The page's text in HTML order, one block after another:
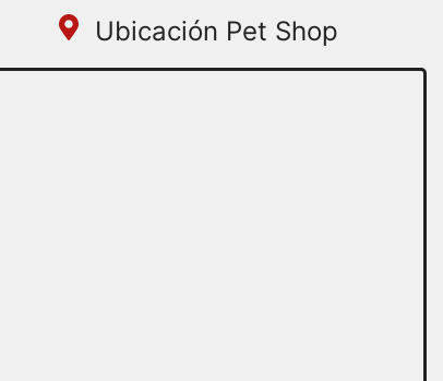
Ubicación Pet Shop